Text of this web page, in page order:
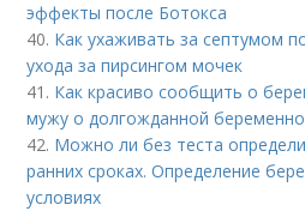
эффекты после Ботокса
40. Как ухаживать за септумом
ухода за пирсингом мочек
41. Как красиво сообщить о
мужу о долгожданной
42. Можно ли без теста
ранних сроках. Определение
условиях